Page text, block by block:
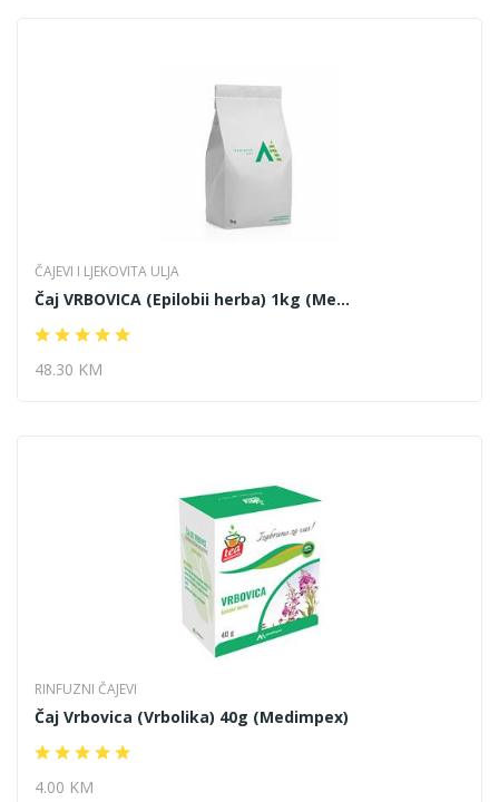
ČAJEVI I LJEKOVITA ULJA
Čaj VRBOVICA (Epilobii herba) 1kg (Me...
48.30 KM
RINFUZNI ČAJEVI
Čaj Vrbovica (Vrbolika) 40g (Medimpex)
4.00 KM